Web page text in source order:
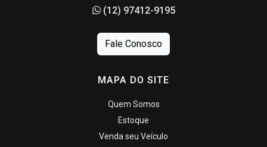
(12) 97412-9195
Fale Conosco
MAPA DO SITE
Quem Somos
Estoque
Venda seu Veículo